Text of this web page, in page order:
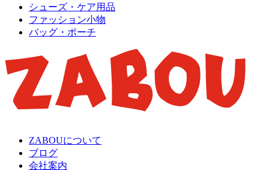
シューズ・ケア用品
ファッション小物
バッグ・ポーチ
ZABOUについて
ブログ
会社案内